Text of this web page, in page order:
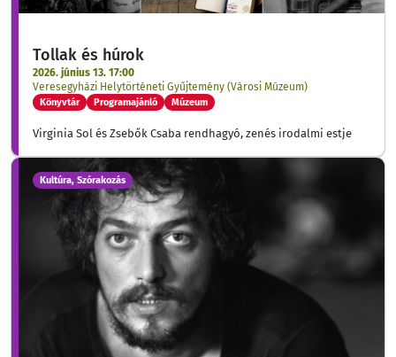
Tollak és húrok
2026. június 13. 17:00
Veresegyházi Helytörténeti Gyűjtemény (Városi Múzeum)
Könyvtár Programajánló Múzeum
Virginia Sol és Zsebők Csaba rendhagyó, zenés irodalmi estje
Kultúra, Szórakozás